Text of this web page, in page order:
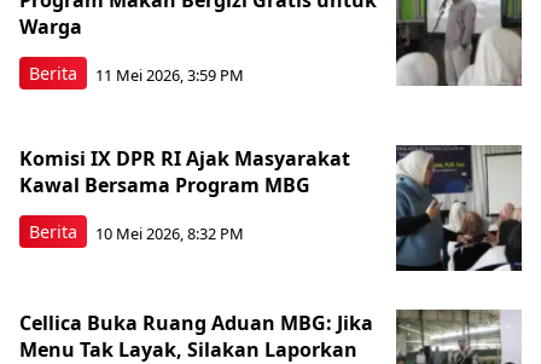
Berita
Warga
11 Mei 2026, 3:59 PM
Berita
Komisi IX DPR RI Ajak Masyarakat
Kawal Bersama Program MBG
10 Mei 2026, 8:32 PM
Cellica Buka Ruang Aduan MBG: Jika
Menu Tak Layak, Silakan Laporkan